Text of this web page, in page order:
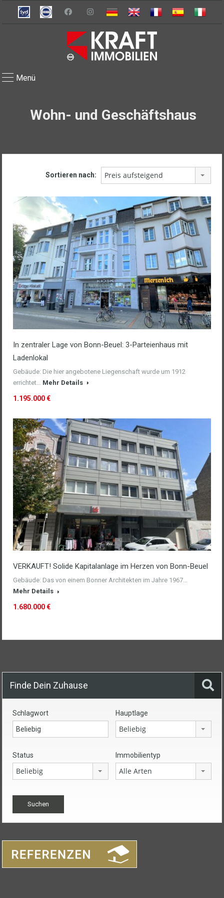
Menü
Wohn- und Geschäftshaus
Sortieren nach: Preis aufsteigend
In zentraler Lage von Bonn-Beuel: 3-Parteienhaus mit
Ladenlokal
Gebäude: Die hier angebotene Liegenschaft wurde um 1912
errichtet… Mehr Details
1.195.000 €
VERKAUFT! Solide Kapitalanlage im Herzen von Bonn-Beuel
Gebäude: Das von einem Bonner Architekten im Jahre 1967…
Mehr Details
1.680.000 €
Finde Dein Zuhause
Schlagwort Hauptlage
Beliebig
Status
Beliebig
Immobilientyp
Alle Arten